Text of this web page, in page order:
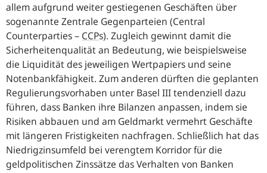
allem aufgrund weiter gestiegenen Geschäften über
sogenannte Zentrale Gegenparteien (Central
Counterparties– CCPs). Zugleich gewinnt damit die
Sicherheitenqualität an Bedeutung, wie beispielsweise
die Liquidität des jeweiligen Wertpapiers und seine
Notenbankfähigkeit. Zum anderen dürften die geplanten
Regulierungsvorhaben unter Basel III tendenziell dazu
führen, dass Banken ihre Bilanzen anpassen, indem sie
Risiken abbauen und am Geldmarkt vermehrt Geschäfte
mit längeren Fristigkeiten nachfragen. Schließlich hat das
Niedrigzinsumfeld bei verengtem Korridor für die
geldpolitischen Zinssätze das Verhalten von Banken